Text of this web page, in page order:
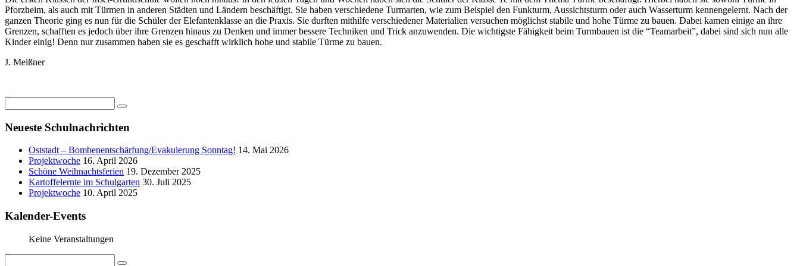
Pforzheim, als auch mit Türmen in anderen Städten und Ländern beschäftigt. Sie haben verschiedene Turmarten, wie zum Beispiel den Funkturm, Aussichtsturm oder auch Wasserturm kennengelernt. Nach der
ganzen Theorie ging es nun für die Schüler der Elefantenklasse an die Praxis. Sie durften mithilfe verschiedener Materialien versuchen möglichst stabile und hohe Türme zu bauen. Dabei kamen einige an ihre
Grenzen, schafften es jedoch über ihre Grenzen hinaus zu Denken und immer bessere Techniken und Trick anzuwenden. Die wichtigste Fähigkeit beim Turmbauen ist die “Teamarbeit”, dabei sind sich nun alle
Kinder einig! Denn nur zusammen haben sie es geschafft wirklich hohe und stabile Türme zu bauen.
J. Meißner
Neueste Schulnachrichten
Oststadt – Bombenentschärfung/Evakuierung Sonntag! 14. Mai 2026
Projektwoche 16. April 2026
Schöne Weihnachtsferien 19. Dezember 2025
Kartoffelernte im Schulgarten 30. Juli 2025
Projektwoche 10. April 2025
Kalender-Events
Keine Veranstaltungen